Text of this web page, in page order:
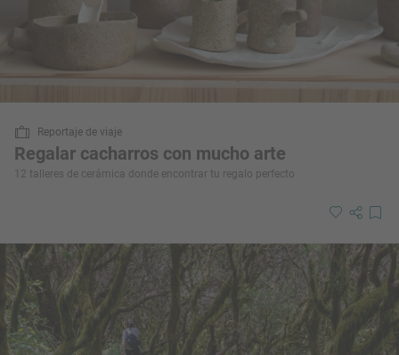
Reportaje de viaje
Regalar cacharros con mucho arte
12 talleres de cerámica donde encontrar tu regalo perfecto